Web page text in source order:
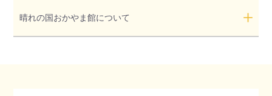
晴れの国おかやま館について